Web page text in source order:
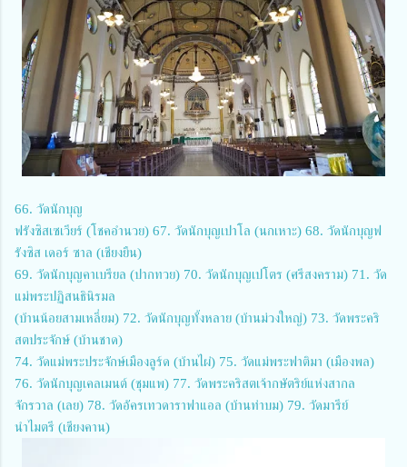
66. วัดนักบุญ
ฟรังซิสเซเวียร์ (โชคอำนวย) 67. วัดนักบุญเปาโล (นกเหาะ) 68. วัดนักบุญฟ
รังซิส เดอร์ ซาล (เชียงยืน)
69. วัดนักบุญคาเบรียล (ปากทวย) 70. วัดนักบุญเปโตร (ศรีสงคราม) 71. วัด
แม่พระปฏิสนธินิรมล
(บ้านน้อยสามเหลี่ยม) 72. วัดนักบุญทั้งหลาย (บ้านม่วงใหญ่) 73. วัดพระคริ
สตประจักษ์ (บ้านชาด)
74. วัดแม่พระประจักษ์เมืองลูร์ด (บ้านไผ่) 75. วัดแม่พระฟาติมา (เมืองพล)
76. วัดนักบุญเคลเมนต์ (ชุมแพ) 77. วัดพระคริสตเจ้ากษัตริย์แห่งสากล
จักรวาล (เลย) 78. วัดอัครเทวดาราฟาแอล (บ้านท่าบม) 79. วัดมารีย์
นำไมตรี (เชียงคาน)